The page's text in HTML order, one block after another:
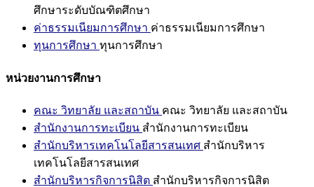
ศึกษาระดับบัณฑิตศึกษา
ค่าธรรมเนียมการศึกษา ค่าธรรมเนียมการศึกษา
ทุนการศึกษา ทุนการศึกษา
หน่วยงานการศึกษา
คณะ วิทยาลัย และสถาบัน คณะ วิทยาลัย และสถาบัน
สำนักงานการทะเบียน สำนักงานการทะเบียน
สำนักบริหารเทคโนโลยีสารสนเทศ สำนักบริหาร
เทคโนโลยีสารสนเทศ
สำนักบริหารกิจการนิสิต สำนักบริหารกิจการนิสิต